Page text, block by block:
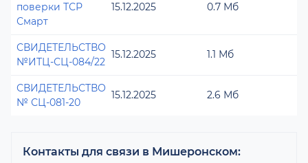
поверки ТСР
Смарт
15.12.2025 0.7 Мб
СВИДЕТЕЛЬСТВО
№ИТЦ-СЦ-084/22
15.12.2025 1.1 Мб
СВИДЕТЕЛЬСТВО
№ СЦ-081-20
15.12.2025 2.6 Мб
Контакты для связи в Мишеронском: